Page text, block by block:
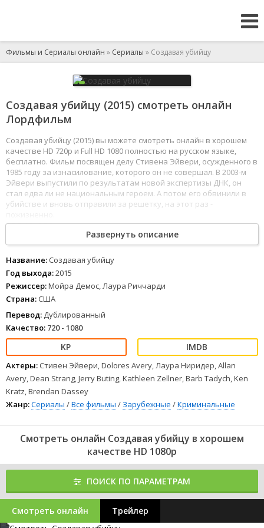
Фильмы и Сериалы онлайн » Сериалы » Создавая убийцу
Создавая убийцу (2015) смотреть онлайн
Лордфильм
Создавая убийцу (2015) вы можете смотреть онлайн в хорошем
качестве HD 720p и Full HD 1080 полностью на русском языке,
бесплатно. Фильм посвящен делу Стивена Эйвери, осужденного в
1985 году за изнасилование, которого он не совершал. В 2003-м
Эйвери выпустили по результатам новой экспертизы ДНК, он
стал едва ли не национальным героем. А потом его обвинили в
убийстве и вновь отправили за решетку, на этот раз -
12345 678
Развернуть описание
Название: Создавая убийцу
Год выхода:2015
Режиссер:Мойра Демос, Лаура Риччарди
Страна: США
Перевод: Дублированный
Качество: 720 - 1080
Актеры: Стивен Эйвери, Dolores Avery, Лаура Ниридер, Allan
Avery, Dean Strang, Jerry Buting, Kathleen Zellner, Barb Tadych, Ken
Kratz, Brendan Dassey
Жанр:Сериалы /Все фильмы / Зарубежные /Криминальные
Смотреть онлайн Создавая убийцу в хорошем
качестве HD 1080p
ПОИСК ПО ПАРАМЕТРАМ
Смотреть онлайн Трейлер